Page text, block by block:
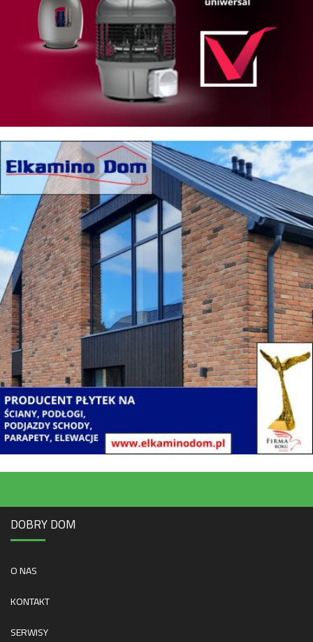
DOBRY DOM
O NAS
KONTAKT
SERWISY